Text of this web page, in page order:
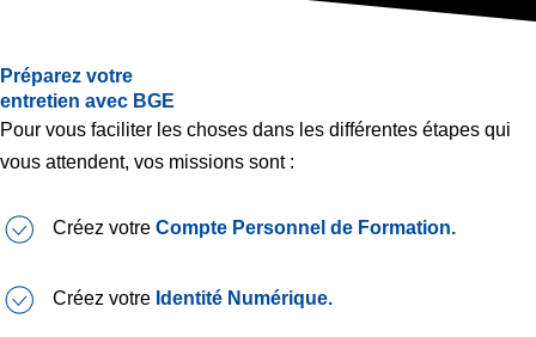
Préparez votre
entretien avec BGE
Pour vous faciliter les choses dans les différentes étapes qui
vous attendent, vos missions sont :
Créez votre Compte Personnel de Formation.
Créez votre Identité Numérique.